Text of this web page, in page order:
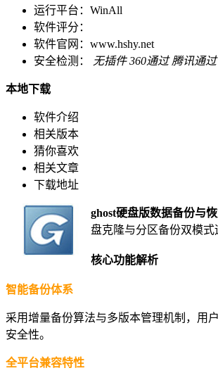
运行平台： WinAll
软件评分：
软件官网： www.hshy.net
安全检测：
无插件 360通过 腾讯通过
本地下载
软件介绍
相关版本
猜你喜欢
相关文章
下载地址
ghost硬盘版数据备份与
盘克隆与分区备份双模式
核心功能解析
智能备份体系
采用增量备份算法与多版本管理机制，用
安全性。
全平台兼容特性